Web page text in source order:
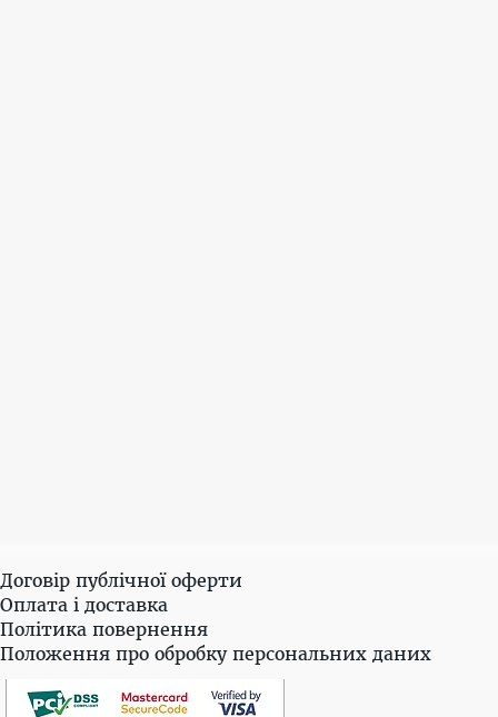
Договір публічної оферти
Оплата і доставка
Політика повернення
Положення про обробку персональних даних